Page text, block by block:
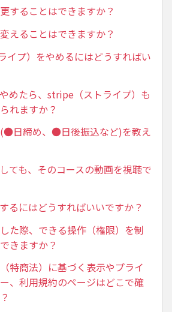
することはできますか？
えることはできますか？
イプ）をやめるにはどうすればい
めたら、stripe（ストライプ）も
れますか？
日締め、●日後振込など)を教え
ても、そのコースの動画を視聴で
るにはどうすればいいですか？
た際、できる操作（権限）を制
きますか？
特商法）に基づく表示やプライ
、利用規約のページはどこで確